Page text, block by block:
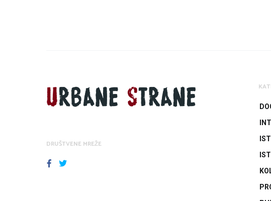
DRUŠTVENE MREŽE
FACEBOOK
TWITTER